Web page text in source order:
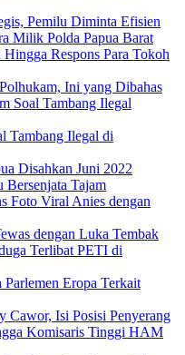
Pemilu Diminta Efisien
Milik Polda Papua Barat
Respons Para Tokoh
Ini yang Dibahas
Soal Tambang Ilegal
Tambang Ilegal di
Disahkan Juni 2022
Bersenjata Tajam
Foto Viral Anies dengan
dengan Luka Tembak
Terlibat PETI di
Eropa Terkait
Cawor, Isi Posisi Penyerang
Komisaris Tinggi HAM